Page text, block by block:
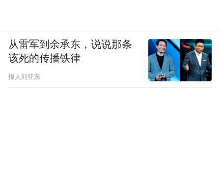
从雷军到余承东，说说那条
该死的传播铁律
报人刘亚东